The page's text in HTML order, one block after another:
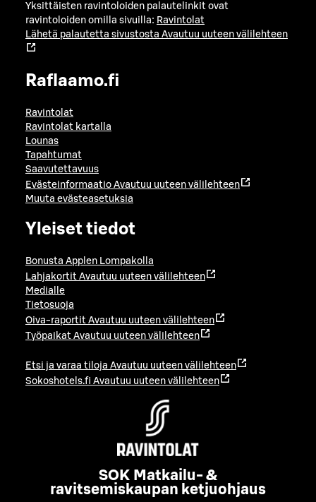
Yksittäisten ravintoloiden palautelinkit ovat
ravintoloiden omilla sivuilla: Ravintolat
Lähetä palautetta sivustosta Avautuu uuteen välilehteen
Raflaamo.fi
Ravintolat
Ravintolat kartalla
Lounas
Tapahtumat
Saavutettavuus
Evästeinformaatio Avautuu uuteen välilehteen
Muuta evästeasetuksia
Yleiset tiedot
Bonusta Applen Lompakolla
Lahjakortit Avautuu uuteen välilehteen
Medialle
Tietosuoja
Oiva-raportit Avautuu uuteen välilehteen
Työpaikat Avautuu uuteen välilehteen
Etsi ja varaa tiloja Avautuu uuteen välilehteen
Sokoshotels.fi Avautuu uuteen välilehteen
SOK Matkailu- &
ravitsemiskaupan ketjuohjaus